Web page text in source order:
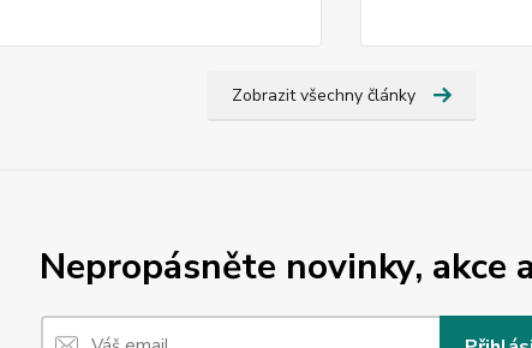
Zobrazit všechny články
Nepropásněte novinky, akce